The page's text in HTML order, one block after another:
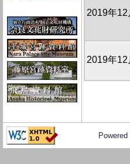
2019年12
2019年12
Powered